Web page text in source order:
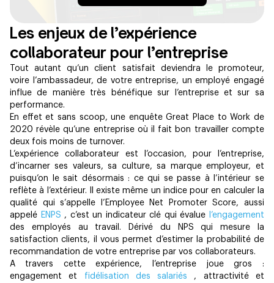
Les enjeux de l’expérience
collaborateur pour l’entreprise
Tout autant qu’un client satisfait deviendra le promoteur,
voire l’ambassadeur, de votre entreprise, un employé engagé
influe de manière très bénéfique sur l’entreprise et sur sa
performance.
En effet et sans scoop, une enquête Great Place to Work de
2020 révèle qu’une entreprise où il fait bon travailler compte
deux fois moins de turnover.
L’expérience collaborateur est l’occasion, pour l’entreprise,
d’incarner ses valeurs, sa culture, sa marque employeur, et
puisqu’on le sait désormais : ce qui se passe à l’intérieur se
reflète à l’extérieur. Il existe même un indice pour en calculer la
qualité qui s’appelle l’Employee Net Promoter Score, aussi
appelé ENPS , c’est un indicateur clé qui évalue
l’engagement
des employés au travail. Dérivé du NPS qui mesure la
satisfaction clients, il vous permet d’estimer la probabilité de
recommandation de votre entreprise par vos collaborateurs.
A travers cette expérience, l’entreprise joue gros :
engagement et
fidélisation des salariés , attractivité et